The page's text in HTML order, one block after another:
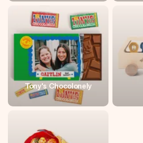
Tony's Chocolonely